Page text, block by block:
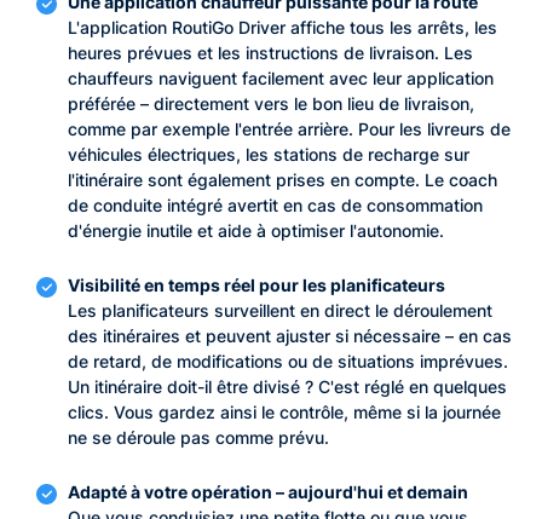
L'application RoutiGo Driver affiche tous les arrêts, les
heures prévues et les instructions de livraison. Les
chauffeurs naviguent facilement avec leur application
préférée – directement vers le bon lieu de livraison,
comme par exemple l'entrée arrière. Pour les livreurs de
véhicules électriques, les stations de recharge sur
l'itinéraire sont également prises en compte. Le coach
de conduite intégré avertit en cas de consommation
d'énergie inutile et aide à optimiser l'autonomie.
Visibilité en temps réel pour les planificateurs
Les planificateurs surveillent en direct le déroulement
des itinéraires et peuvent ajuster si nécessaire – en cas
de retard, de modifications ou de situations imprévues.
Un itinéraire doit-il être divisé ? C'est réglé en quelques
clics. Vous gardez ainsi le contrôle, même si la journée
ne se déroule pas comme prévu.
Adapté à votre opération – aujourd'hui et demain